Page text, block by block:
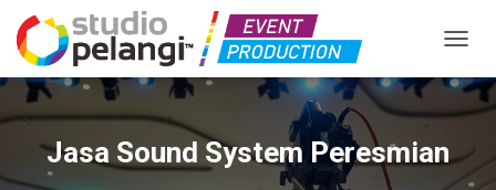
Jasa Sound System Peresmian